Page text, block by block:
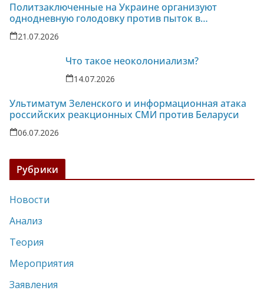
Политзаключенные на Украине организуют
однодневную голодовку против пыток в
колонии-86
21.07.2026
Что такое неоколониализм?
14.07.2026
Ультиматум Зеленского и информационная атака
российских реакционных СМИ против Беларуси
06.07.2026
Рубрики
Новости
Анализ
Теория
Мероприятия
Заявления